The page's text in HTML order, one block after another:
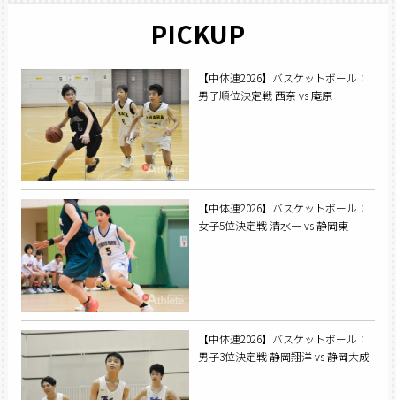
PICKUP
【中体連2026】バスケットボール：
男子順位決定戦 西奈 vs 庵原
【中体連2026】バスケットボール：
女子5位決定戦 清水一 vs 静岡東
【中体連2026】バスケットボール：
男子3位決定戦 静岡翔洋 vs 静岡大成